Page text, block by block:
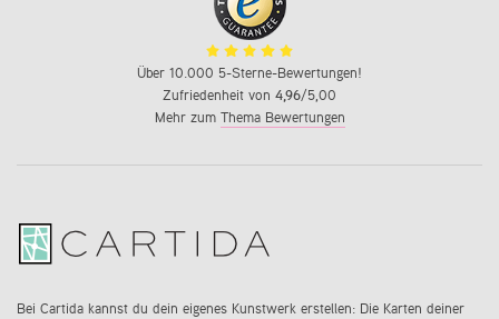
Über 10.000 5-Sterne-Bewertungen!
Zufriedenheit von 4,96/5,00
Mehr zum Thema Bewertungen
Bei Cartida kannst du dein eigenes Kunstwerk erstellen: Die Karten deiner